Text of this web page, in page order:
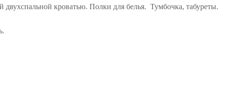
кроватью. Полки для белья. Тумбочка, табуреты.